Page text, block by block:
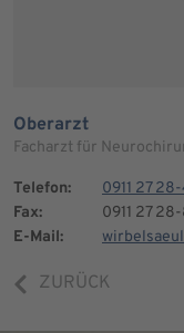
Oberarzt
Facharzt für
Telefon:
0911 27
Fax:
0911 27
E-Mail:
ZURÜCK